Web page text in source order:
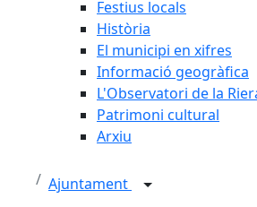
Festius locals
Història
El municipi en xifres
Informació geogràfica
L'Observatori de la
Patrimoni cultural
Arxiu
Ajuntament